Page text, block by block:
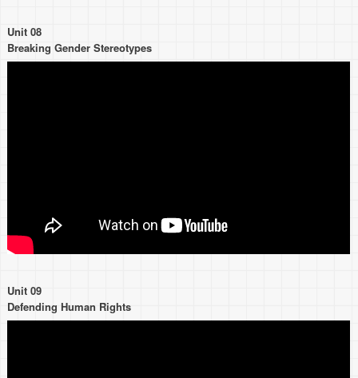
Unit 08
Breaking Gender Stereotypes
Unit 09
Defending Human Rights